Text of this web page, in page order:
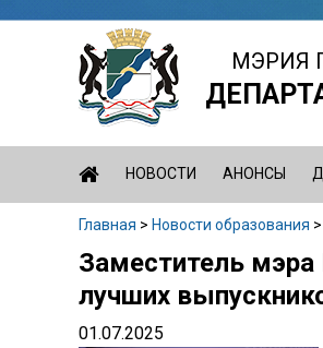
Jump
МЭРИЯ
НОВОСТИ АНОНСЫ
Вы
здесь
Главная > Новости образования >
Back
to
top
Заместитель мэра
лучших
01.07.2025